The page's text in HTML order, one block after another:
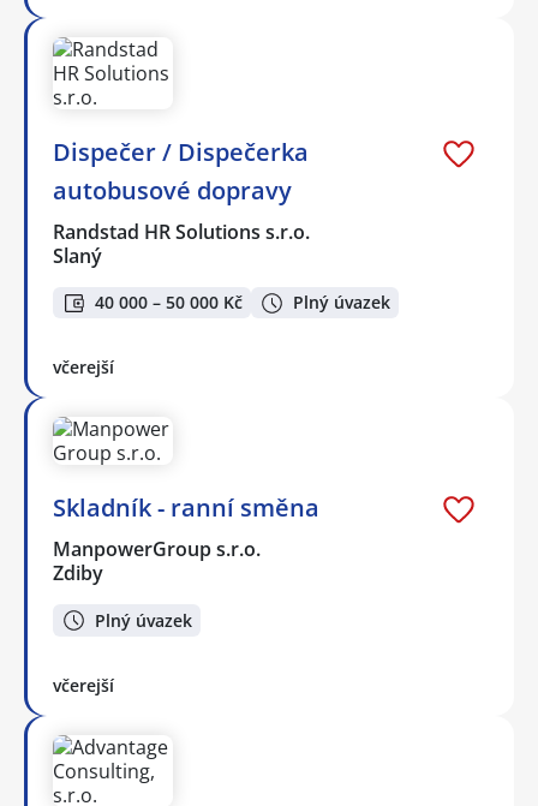
Dispečer / Dispečerka
autobusové dopravy
Randstad HR Solutions s.r.o.
Slaný
40 000 – 50 000 Kč Plný úvazek
včerejší
Skladník - ranní směna
ManpowerGroup s.r.o.
Zdiby
Plný úvazek
včerejší